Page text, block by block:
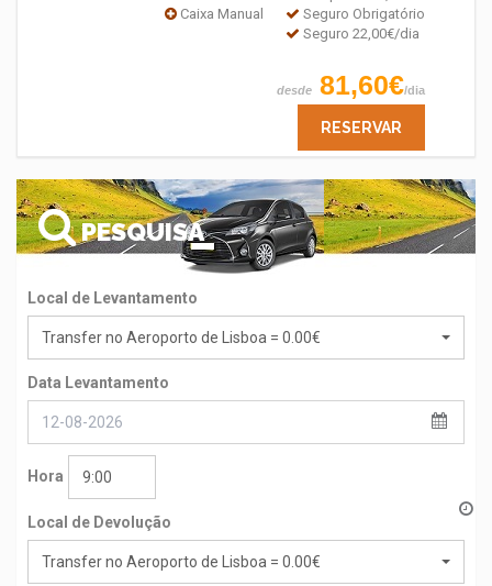
Caixa Manual
Seguro Obrigatório
Seguro 22,00€/dia
desde 81,60€/dia
RESERVAR
PESQUISA
Local de Levantamento
Transfer no Aeroporto de Lisboa = 0.00€
Data Levantamento
Hora 9:00
Local de Devolução
Transfer no Aeroporto de Lisboa = 0.00€